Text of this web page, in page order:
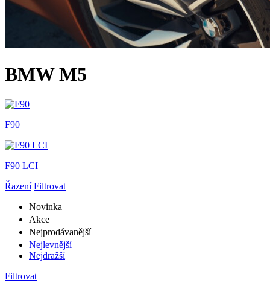
BMW M5
F90
F90 LCI
Řazení Filtrovat
Novinka
Akce
Nejprodávanější
Nejlevnější
Nejdražší
Filtrovat